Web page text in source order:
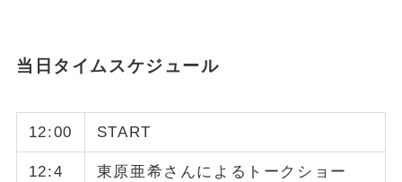
当日タイムスケジュール
12:00 START
12:4
東原亜希さんによるトークショー